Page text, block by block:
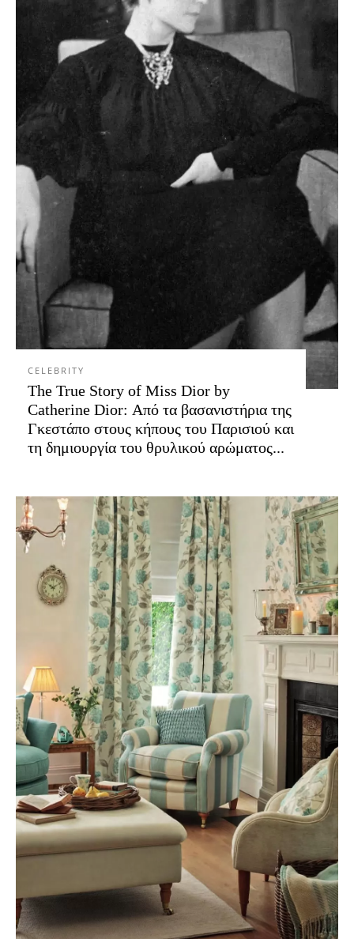
CELEBRITY
The True Story of Miss Dior by
Catherine Dior: Από τα βασανιστήρια της
Γκεστάπο στους κήπους του Παρισιού και
τη δημιουργία του θρυλικού αρώματος...